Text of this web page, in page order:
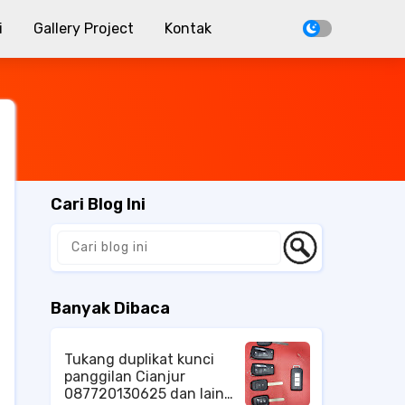
Gallery Project Kontak
Cari Blog Ini
Banyak Dibaca
Tukang duplikat kunci
panggilan Cianjur
087720130625 dan lain